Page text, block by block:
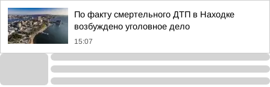
По факту смертельного ДТП в Находке
возбуждено уголовное дело
15:07